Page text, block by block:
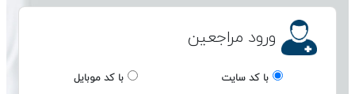
ورود مراجعین
با کد سایت با کد موبایل